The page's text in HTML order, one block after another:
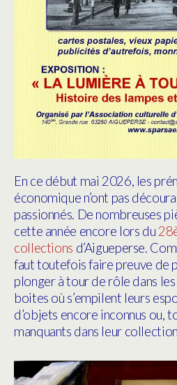
En ce début mai 2026, les
économique n’ont pas
passionnés. De nombreuses
cette année encore lors du
collections d’Aigueperse.
faut toutefois faire preuve de
plonger à tour de rôle dans
boites où s’empilent leurs
d’objets encore inconnus ou,
manquants dans leur